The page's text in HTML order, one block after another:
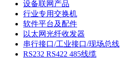
设备联网产品
行业专用交换机
软件平台及配件
以太网光纤收发器
串行接口/工业接口/现场总线
RS232 RS422 485线缆